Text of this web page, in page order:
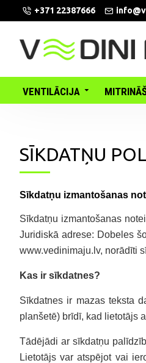
+371 22387666
VENTILĀCIJA
SĪKDATŅU
Sīkdatņu izmantošanas
Sīkdatņu izmantošanas
Juridiskā adrese: Dobeles
www.vedinimaju.lv, norādīti
Kas ir sīkdatnes?
Sīkdatnes ir mazas teksta
planšetē) brīdī, kad lietotājs
Tādējādi ar sīkdatņu
Lietotājs var atspējot vai